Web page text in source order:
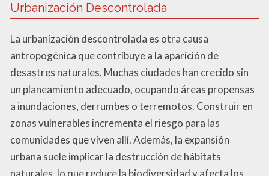
Urbanización Descontrolada
La urbanización descontrolada es otra causa
antropogénica que contribuye a la aparición de
desastres naturales. Muchas ciudades han crecido sin
un planeamiento adecuado, ocupando áreas propensas
a inundaciones, derrumbes o terremotos. Construir en
zonas vulnerables incrementa el riesgo para las
comunidades que viven allí. Además, la expansión
urbana suele implicar la destrucción de hábitats
naturales, lo que reduce la biodiversidad y afecta los